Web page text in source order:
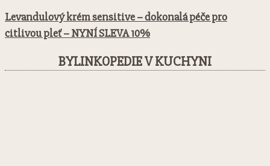
Levandulový krém sensitive – dokonalá péče pro
citlivou pleť – NYNÍ SLEVA 10%
BYLINKOPEDIE V KUCHYNI